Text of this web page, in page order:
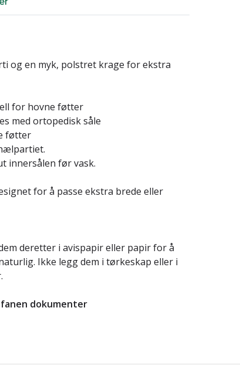
og en myk, polstret krage for ekstra
for hovne føtter
med ortopedisk såle
føtter
innersålen før vask.
for å passe ekstra brede eller
deretter i avispapir eller papir for å
Ikke legg dem i tørkeskap eller i
dokumenter